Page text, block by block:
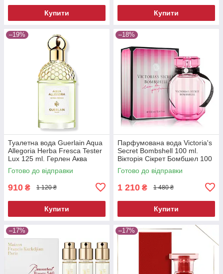
Купити Купити
–19%
Туалетна вода Guerlain Aqua
Allegoria Herba Fresca Tester
Lux 125 ml. Герлен Аква
Алегорія Фреска 125 мл.
Готово до відправки
910 ₴ 1 120 ₴
Купити
–18%
Парфумована вода Victoria's
Secret Bombshell 100 ml.
Вікторія Сікрет Бомбшел 100
мл.
Готово до відправки
1 210 ₴ 1 480 ₴
Купити
–17% –17%